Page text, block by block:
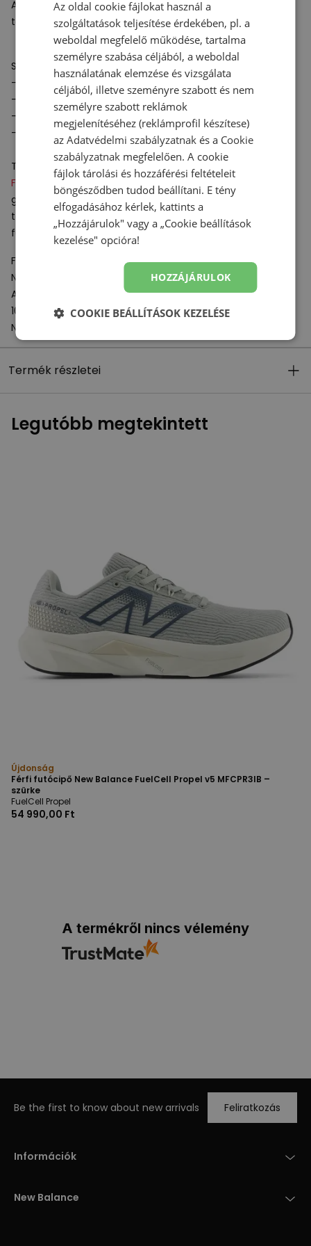
A külső talp futófelületét a tartósság jellemzi a kemény
talajon történő használat és sarokütések során.
Specifikációk:
- Súly: 280 g (43 EU méret)
- Esés: 6 mm
-
-lemez a középtalpban
- Rendeltetés: futás, edzés
Technológiák:
FuelCell
a középtalpban alkalmazott nitrogénkeverék és a
gumitalp rendkívül jó rezgéscsillapítást biztosítanak,
továbbá nagyfokú stabilitást és alátámasztást nyújtanak
futás során.
Felelős szervezet:
New Balance Europe BV
A-Factorij, Pilotenstraat 35 – 45
1059 CH Amsterdam
Netherlands
Termék részletei
Legutóbb megtekintett
Újdonság
Férfi futócipő New Balance FuelCell Propel v5 MFCPR3IB –
szürke
FuelCell Propel
54 990,00 Ft
A termékről nincs vélemény
Be the first to know about new arrivals Feliratkozás
Információk
New Balance
Az oldal cookie fájlokat használ a
szolgáltatások teljesítése érdekében, pl. a
weboldal megfelelő működése, tartalma
személyre szabása céljából, a weboldal
használatának elemzése és vizsgálata
céljából, illetve szeményre szabott és nem
személyre szabott reklámok
megjelenítéséhez (reklámprofil készítese)
azAdatvédelmi szabályzatnak és a Cookie
szabályzatnak megfelelően. A cookie
fájlok tárolási és hozzáférési feltételeit
böngésződben tudod beállítani. E tény
elfogadásához kérlek, kattints a
„Hozzájárulok" vagy a „Cookie beállítások
kezelése" opcióra!
HOZZÁJÁRULOK
COOKIE BEÁLLÍTÁSOK KEZELÉSE